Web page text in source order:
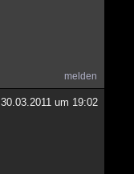
melden
30.03.2011 um 19:02